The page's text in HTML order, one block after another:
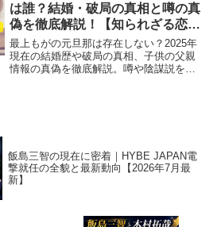
は誰？結婚・破局の真相と噂の真
偽を徹底解説！【知られざる恋愛
遍歴5選】
最上もがの元旦那は存在しない？2025年
現在の結婚歴や破局の真相、子供の父親
情報の真偽を徹底解説。噂や陰謀説を検
飯島三智の現在に密着｜HYBE JAPAN電
撃就任の全貌と最新動向【2026年7月最
新】